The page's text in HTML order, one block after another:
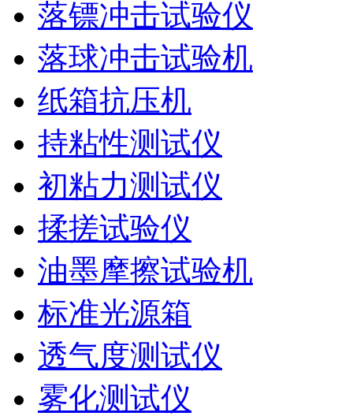
落镖冲击试验仪
落球冲击试验机
纸箱抗压机
持粘性测试仪
初粘力测试仪
揉搓试验仪
油墨摩擦试验机
标准光源箱
透气度测试仪
雾化测试仪